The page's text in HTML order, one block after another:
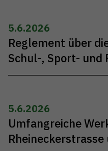
5.6.2026
Reglement über
Schul-, Sport- und
5.6.2026
Umfangreiche